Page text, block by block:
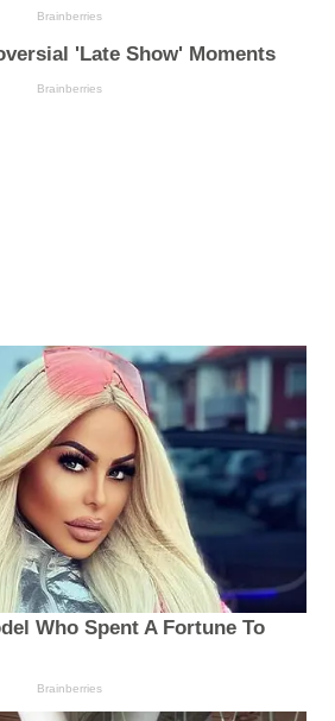
Brainberries
'Late Show' Moments
Brainberries
Who Spent A Fortune To
Brainberries